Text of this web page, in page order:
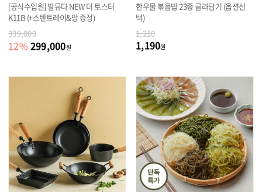
[공식수입원] 발뮤다 NEW 더 토스터
K11B (+스텐트레이&망 증정)
339,000
12% 299,000원
한우물 볶음밥 23종 골라담기 (옵션선
택)
1,210
1,190원